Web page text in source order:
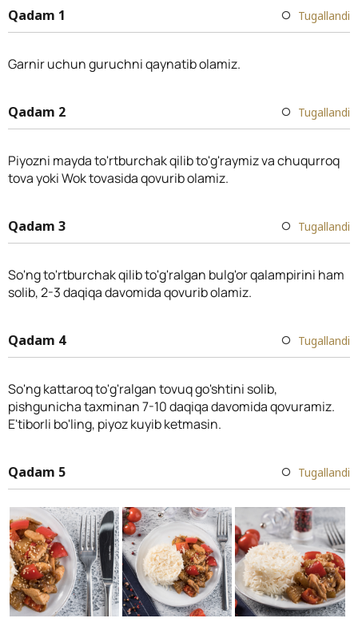
Qadam 1 Tugallandi
Garnir uchun guruchni qaynatib olamiz.
Qadam 2 Tugallandi
Piyozni mayda to'rtburchak qilib to'g'raymiz va chuqurroq
tova yoki Wok tovasida qovurib olamiz.
Qadam 3 Tugallandi
So'ng to'rtburchak qilib to'g'ralgan bulg'or qalampirini ham
solib, 2-3 daqiqa davomida qovurib olamiz.
Qadam 4 Tugallandi
So'ng kattaroq to'g'ralgan tovuq go'shtini solib,
pishgunicha taxminan 7-10 daqiqa davomida qovuramiz.
E'tiborli bo'ling, piyoz kuyib ketmasin.
Qadam 5 Tugallandi